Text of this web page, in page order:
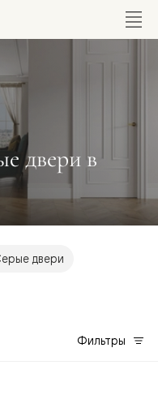
двери в
двери
Фильтры